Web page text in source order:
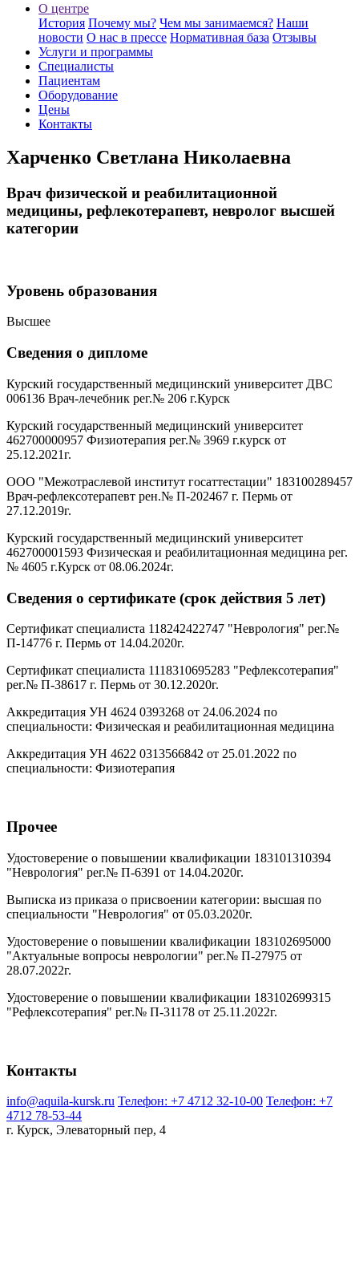
О центре
История Почему мы? Чем мы занимаемся? Наши
новости О нас в прессе Нормативная база Отзывы
Услуги и программы
Специалисты
Пациентам
Оборудование
Цены
Контакты
Харченко Светлана Николаевна
Врач физической и реабилитационной
медицины, рефлекотерапевт, невролог высшей
категории
Уровень образования
Высшее
Сведения о дипломе
Курский государственный медицинский университет ДВС
006136 Врач-лечебник рег.№ 206 г.Курск
Курский государственный медицинский университет
462700000957 Физиотерапия рег.№ 3969 г.курск от
25.12.2021г.
ООО "Межотраслевой институт госаттестации" 183100289457
Врач-рефлексотерапевт рен.№ П-202467 г. Пермь от
27.12.2019г.
Курский государственный медицинский университет
462700001593 Физическая и реабилитационная медицина рег.
№ 4605 г.Курск от 08.06.2024г.
Сведения о сертификате (срок действия 5 лет)
Сертификат специалиста 118242422747 "Неврология" рег.№
П-14776 г. Пермь от 14.04.2020г.
Сертификат специалиста 1118310695283 "Рефлексотерапия"
рег.№ П-38617 г. Пермь от 30.12.2020г.
Аккредитация УН 4624 0393268 от 24.06.2024 по
специальности: Физическая и реабилитационная медицина
Аккредитация УН 4622 0313566842 от 25.01.2022 по
специальности: Физиотерапия
Прочее
Удостоверение о повышении квалификации 183101310394
"Неврология" рег.№ П-6391 от 14.04.2020г.
Выписка из приказа о присвоении категории: высшая по
специальности "Неврология" от 05.03.2020г.
Удостоверение о повышении квалификации 183102695000
"Актуальные вопросы неврологии" рег.№ П-27975 от
28.07.2022г.
Удостоверение о повышении квалификации 183102699315
"Рефлексотерапия" рег.№ П-31178 от 25.11.2022г.
Контакты
info@aquila-kursk.ru Телефон: +7 4712 32-10-00 Телефон: +7
4712 78-53-44
г. Курск, Элеваторный пер, 4